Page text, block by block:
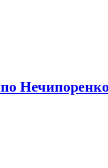
Нечипоренко